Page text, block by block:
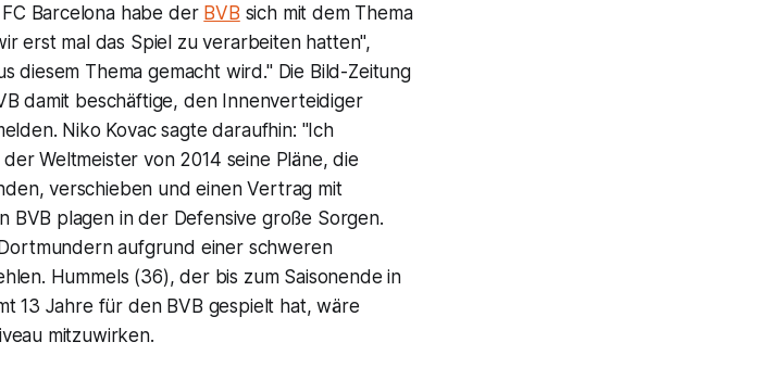
Barcelona habe der BVB sich mit dem Thema
erst mal das Spiel zu verarbeiten hatten",
diesem Thema gemacht wird." Die Bild-Zeitung
damit beschäftige, den Innenverteidiger
Niko Kovac sagte daraufhin: "Ich
Weltmeister von 2014 seine Pläne, die
verschieben und einen Vertrag mit
plagen in der Defensive große Sorgen.
aufgrund einer schweren
Hummels (36), der bis zum Saisonende in
13 Jahre für den BVB gespielt hat, wäre
mitzuwirken.